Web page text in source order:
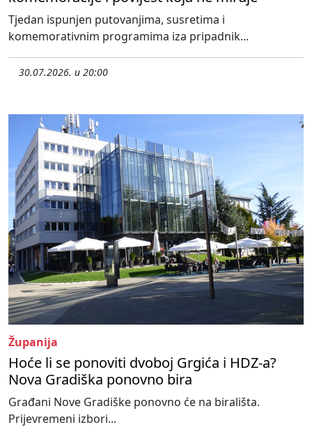
Tjedan ispunjen putovanjima, susretima i
komemorativnim programima iza pripadnik...
30.07.2026. u 20:00
Županija
Hoće li se ponoviti dvoboj Grgića i HDZ-a?
Nova Gradiška ponovno bira
Građani Nove Gradiške ponovno će na birališta.
Prijevremeni izbori...